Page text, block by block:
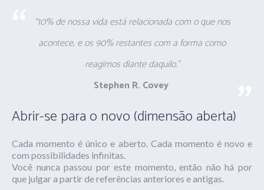
“10% de nossa vida está relacionada com o que nos
acontece, e os 90% restantes com a forma como
reagimos diante daquilo.”
Stephen R. Covey
Abrir-se para o novo (dimensão aberta)
Cada momento é único e aberto. Cada momento é novo e
com possibilidades infinitas.
Você nunca passou por este momento, então não há por
que julgar a partir de referências anteriores e antigas.